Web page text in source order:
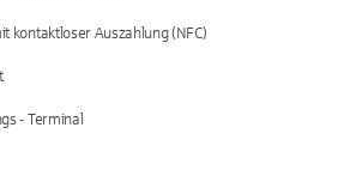
kontaktloser Auszahlung (NFC)
- Terminal